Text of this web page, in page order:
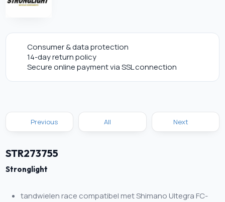
Consumer & data protection
14-day return policy
Secure online payment via SSL connection
Previous All Next
STR273755
Stronglight
tandwielen race compatibel met Shimano Ultegra FC-